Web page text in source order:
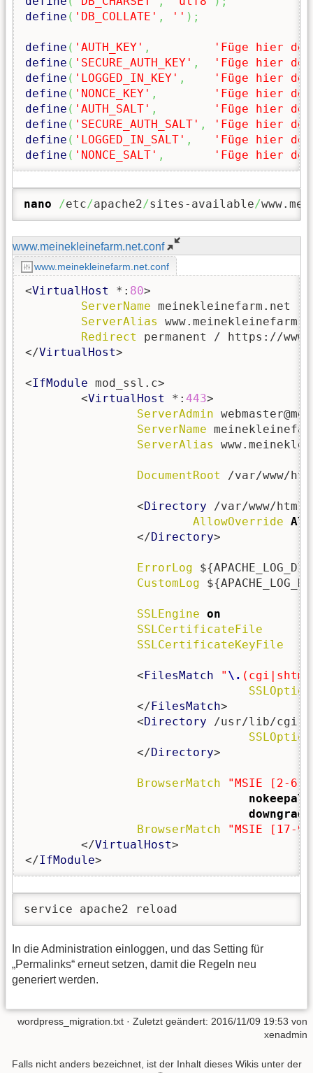
define ( 'DB_COLLATE' , '' ) ;
define ( 'AUTH_KEY' ,
'Füge hier
define ( 'SECURE_AUTH_KEY' ,
'Füge hier
define ( 'LOGGED_IN_KEY' ,
'Füge hier
define ( 'NONCE_KEY' ,
'Füge hier
define ( 'AUTH_SALT' ,
'Füge hier
define ( 'SECURE_AUTH_SALT' ,
'Füge hier
define ( 'LOGGED_IN_SALT' ,
'Füge hier
define ( 'NONCE_SALT' , 'Füge hier
nano /etc/apache2/sites-available/
www.meinekleinefarm.net.conf
www.meinekleinefarm.net.conf
<VirtualHost *: 80>
ServerName meinekleinefarm.net
ServerAlias
Redirect
permanent / https://
</VirtualHost>
<IfModule mod_ssl.c>
        <
VirtualHost *: 443>
ServerAdmin
ServerName
ServerAlias
DocumentRoot /var/www/
                <
Directory /var/www/
AllowOverride All
                </
Directory>
ErrorLog
CustomLog
SSLEngine on
SSLCertificateFile
SSLCertificateKeyFile
                <
FilesMatch " \.
                </
FilesMatch>
                <
Directory /usr/lib/cgi-
                </
Directory>
BrowserMatch "MSIE [2-6]"
BrowserMatch
"MSIE [17-
        </
VirtualHost>
</IfModule>
service apache2 reload
In die Administration einloggen, und das Setting für
„Permalinks“ erneut setzen, damit die Regeln neu
generiert werden.
wordpress_migration.txt · Zuletzt geändert: 2016/11/09 19:53 von
xenadmin
Falls nicht anders bezeichnet, ist der Inhalt dieses Wikis unter der